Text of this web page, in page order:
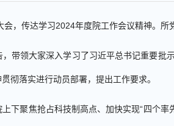
会，传达学习2024年度院工作会议精神。所
带领大家深入学习了习近平总书记重要
彻落实进行动员部署，提出工作要求。
下聚焦抢占科技制高点、加快实现“四个